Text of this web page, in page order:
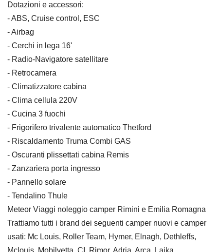
Dotazioni e accessori:
- ABS, Cruise control, ESC
- Airbag
- Cerchi in lega 16'
- Radio-Navigatore satellitare
- Retrocamera
- Climatizzatore cabina
- Clima cellula 220V
- Cucina 3 fuochi
- Frigorifero trivalente automatico Thetford
- Riscaldamento Truma Combi GAS
- Oscuranti plissettati cabina Remis
- Zanzariera porta ingresso
- Pannello solare
- Tendalino Thule
Meteor Viaggi noleggio camper Rimini e Emilia Romagna
Trattiamo tutti i brand dei seguenti camper nuovi e camper
usati: Mc Louis, Roller Team, Hymer, Elnagh, Dethleffs,